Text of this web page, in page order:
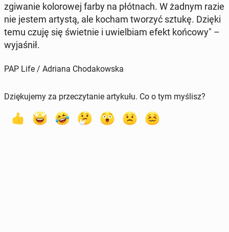
zgi­wa­nie ko­lo­ro­wej farby na płót­nach. W żadnym razie
nie jestem artystą, ale kocham tworzyć sztukę. Dzięki
temu czuję się świet­nie i uwiel­biam efekt końcowy" –
wy­ja­śnił.
PAP Life / Adriana Chodakowska
Dziękujemy za przeczytanie artykułu. Co o tym myślisz?